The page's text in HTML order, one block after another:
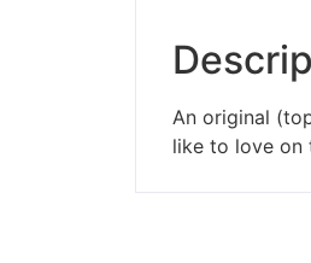
An original
like to love on